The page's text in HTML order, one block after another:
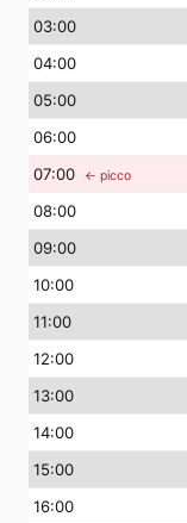
03:00
04:00
05:00
06:00
07:00 ← picco
08:00
09:00
10:00
11:00
12:00
13:00
14:00
15:00
16:00